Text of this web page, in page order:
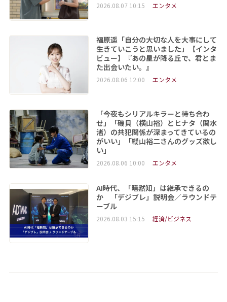
2026.08.07 10:15 エンタメ
福原遥「自分の大切な人を大事にして
生きていこうと思いました」【インタ
ビュー】『あの星が降る丘で、君とま
た出会いたい。』
2026.08.06 12:00 エンタメ
「今夜もシリアルキラーと待ち合わ
せ」「磯貝（横山裕）とヒナタ（関水
渚）の共犯関係が深まってきているの
がいい」「縦山裕二さんのグッズ欲し
い」
2026.08.06 10:00 エンタメ
AI時代、「暗黙知」は継承できるの
か 「デジブレ」説明会／ラウンドテ
ーブル
2026.08.03 15:15 経済/ビジネス